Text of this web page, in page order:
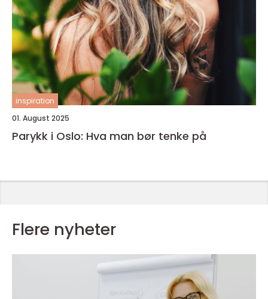
inspiration
01. August 2025
Parykk i Oslo: Hva man bør tenke på
Flere nyheter